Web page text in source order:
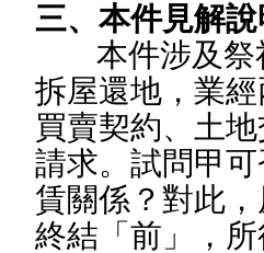
三、本件見解
本件涉及
拆屋還地，業
買賣契約、土
請求。試問甲
賃關係？對此
終結「前」，